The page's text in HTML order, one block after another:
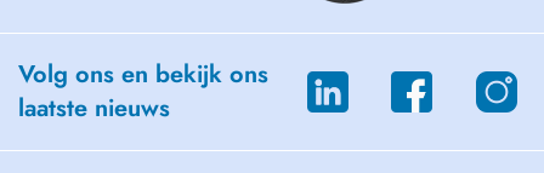
Volg ons en bekijk ons
laatste nieuws